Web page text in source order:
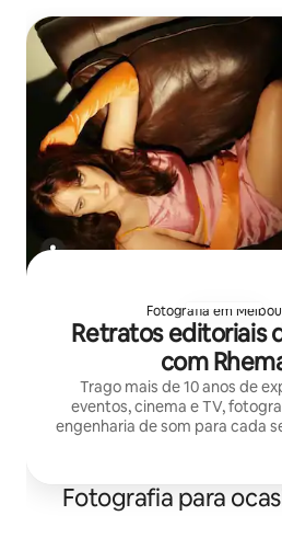
Fotografia em
Retratos editoriais
com
Trago mais de 10 anos de
eventos, cinema e TV,
engenharia de som para cada
Fotografia para